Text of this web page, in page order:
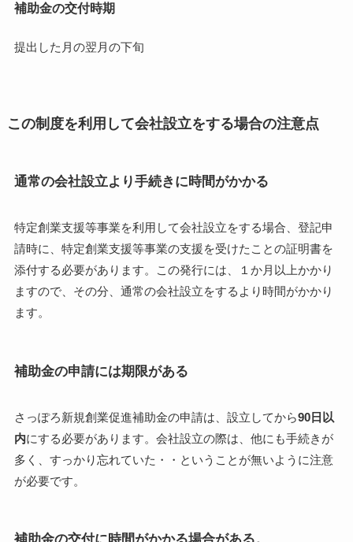
補助金の交付時期
提出した月の翌月の下旬
この制度を利用して会社設立をする場合の注意点
通常の会社設立より手続きに時間がかかる
特定創業支援等事業を利用して会社設立をする場合、登記申
請時に、特定創業支援等事業の支援を受けたことの証明書を
添付する必要があります。この発行には、１か月以上かかり
ますので、その分、通常の会社設立をするより時間がかかり
ます。
補助金の申請には期限がある
さっぽろ新規創業促進補助金の申請は、設立してから90日以
内にする必要があります。会社設立の際は、他にも手続きが
多く、すっかり忘れていた・・ということが無いように注意
が必要です。
補助金の交付に時間がかかる場合がある。